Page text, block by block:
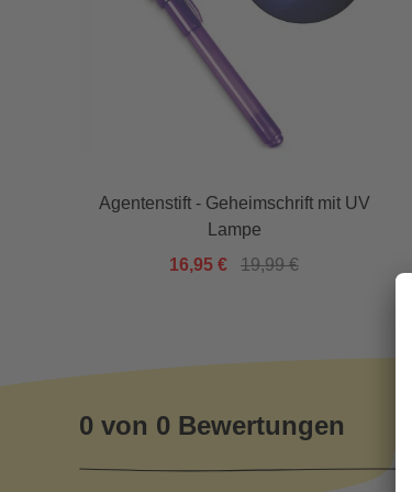
Agentenstift - Geheimschrift mit UV
Lampe
16,95 €
19,99 €
0 von 0 Bewertungen